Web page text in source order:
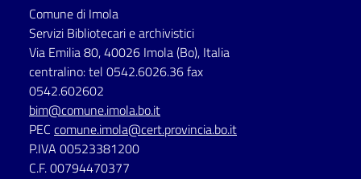
Seguici
su
Comune di Imola
Servizi Bibliotecari e archivistici
Via Emilia 80, 40026 Imola (Bo), Italia
centralino: tel 0542.6026.36 fax
0542.602602
bim@comune.imola.bo.it
PEC comune.imola@cert.provincia.bo.it
P.IVA 00523381200
C.F. 00794470377